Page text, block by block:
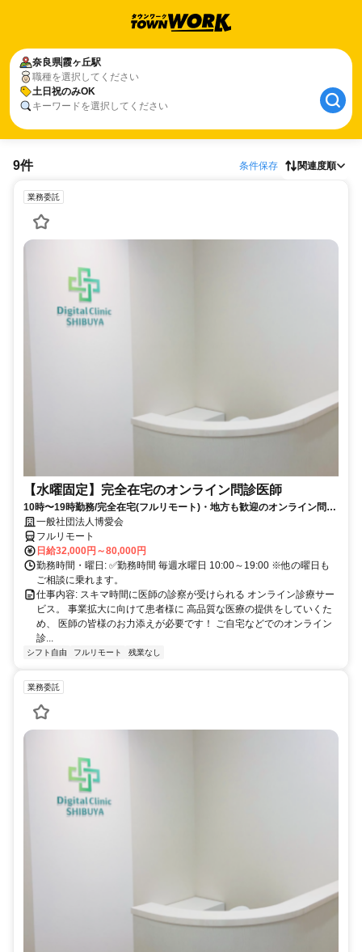
奈良県霞ヶ丘駅
職種を選択してください
土日祝のみOK
キーワードを選択してください
9件 条件保存 関連度順
業務委託
【水曜固定】完全在宅のオンライン問診医師
10時〜19時勤務/完全在宅(フルリモート)・地方も歓迎のオンライン問診
業務一般社団法人博愛会
フルリモート
日給32,000円～80,000円
勤務時間・曜日: ✅勤務時間 毎週水曜日 10:00～19:00 ※他の曜日も
ご相談に乗れます。
仕事内容: スキマ時間に医師の診察が受けられる オンライン診療サー
ビス。 事業拡大に向けて患者様に 高品質な医療の提供をしていくた
め、 医師の皆様のお力添えが必要です！ ご自宅などでのオンライン
診...
シフト自由 フルリモート 残業なし
業務委託